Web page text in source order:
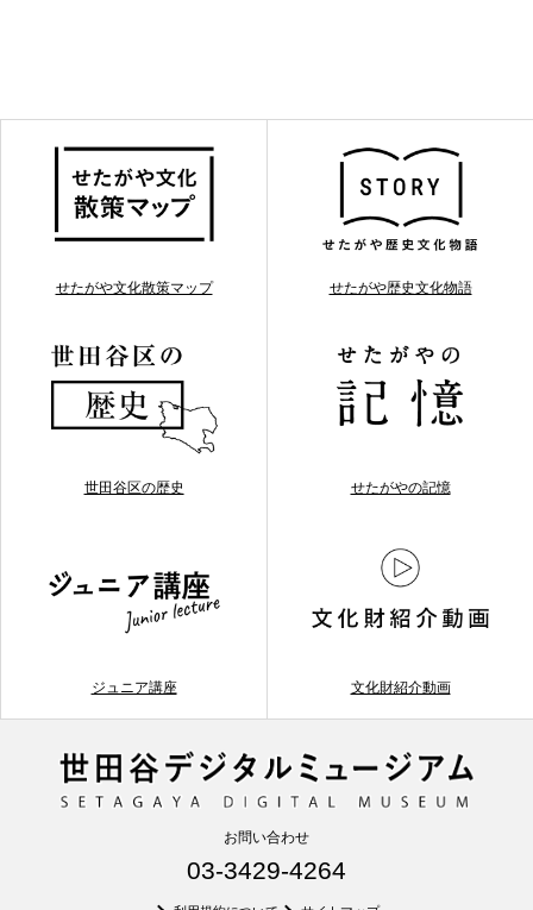
せたがや文化散策マップ せたがや歴史文化物語
世田谷区の歴史 せたがやの記憶
ジュニア講座 文化財紹介動画
お問い合わせ
03-3429-4264